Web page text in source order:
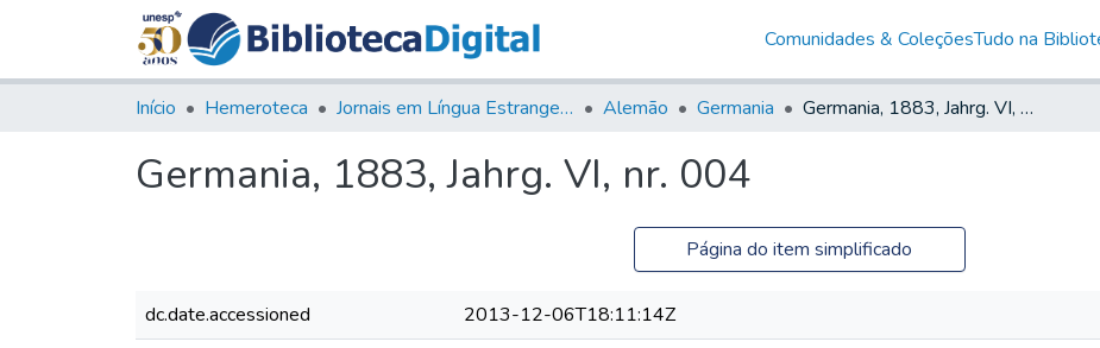
Comunidades & ColeçõesTudo na
Início Hemeroteca Jornais em Língua Estrangeira Alemão Germania Germania, 1883, Jahrg. VI, nr. 004
Germania, 1883, Jahrg. VI, nr. 004
Página do item simplificado
dc.date.accessioned
2013-12-06T18:11:14Z